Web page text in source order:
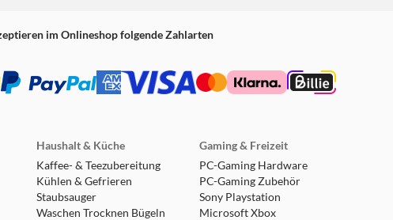
im Onlineshop folgende Zahlarten
Haushalt & Küche
Kaffee- & Teezubereitung
Kühlen & Gefrieren
Staubsauger
Waschen Trocknen Bügeln
Gaming & Freizeit
PC-Gaming Hardware
PC-Gaming Zubehör
Sony Playstation
Microsoft Xbox